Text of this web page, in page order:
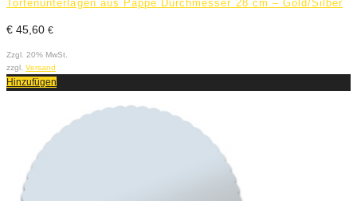
Tortenunterlagen aus Pappe Durchmesser 28 cm – Gold/Silber
€ 45,60 €
Zzgl. 20% MwSt.
zzgl. Versand
Hinzufügen